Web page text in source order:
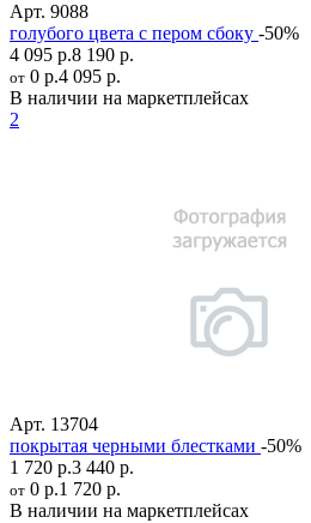
Арт. 9088
голубого цвета с пером сбоку -50%
4 095 р.8 190 р.
от 0 р.4 095 р.
В наличии на маркетплейсах
2
Арт. 13704
покрытая черными блестками -50%
1 720 р.3 440 р.
от 0 р.1 720 р.
В наличии на маркетплейсах